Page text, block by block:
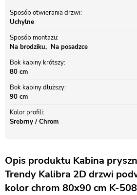
Sposób otwierania drzwi
Uchylne
Sposób montażu
Na brodziku
Na posadzce
Bok kabiny krótszy
80 cm
Bok kabiny dłuższy
90 cm
Kolor profili
Srebrny / Chrom
Opis produktu Kabina
Trendy Kalibra 2D drzwi
kolor chrom 80x90 cm K-